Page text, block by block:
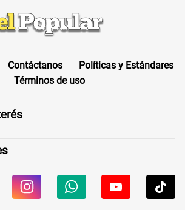
Contáctanos
Políticas y Estándares
Términos de uso